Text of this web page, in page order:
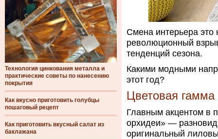
Технология цинкования металла и
практические советы по нанесению
покрытия
Как вкусно приготовить голубцы
пошаговый рецепт
Как приготовить вкусный салат из
баклажана
Смена интерьера
революционный
тенденций сезона.
Какими модными
этот год?
Цветовая гамма
Главным акцентом в
орхидеи» —
оригинальный